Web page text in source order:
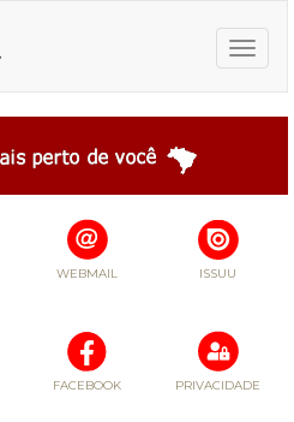
Toggle
WEBMAIL ISSUU
FACEBOOK PRIVACIDADE